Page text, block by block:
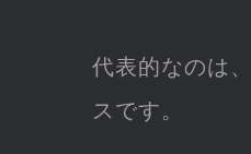
代表的なのは
スです。